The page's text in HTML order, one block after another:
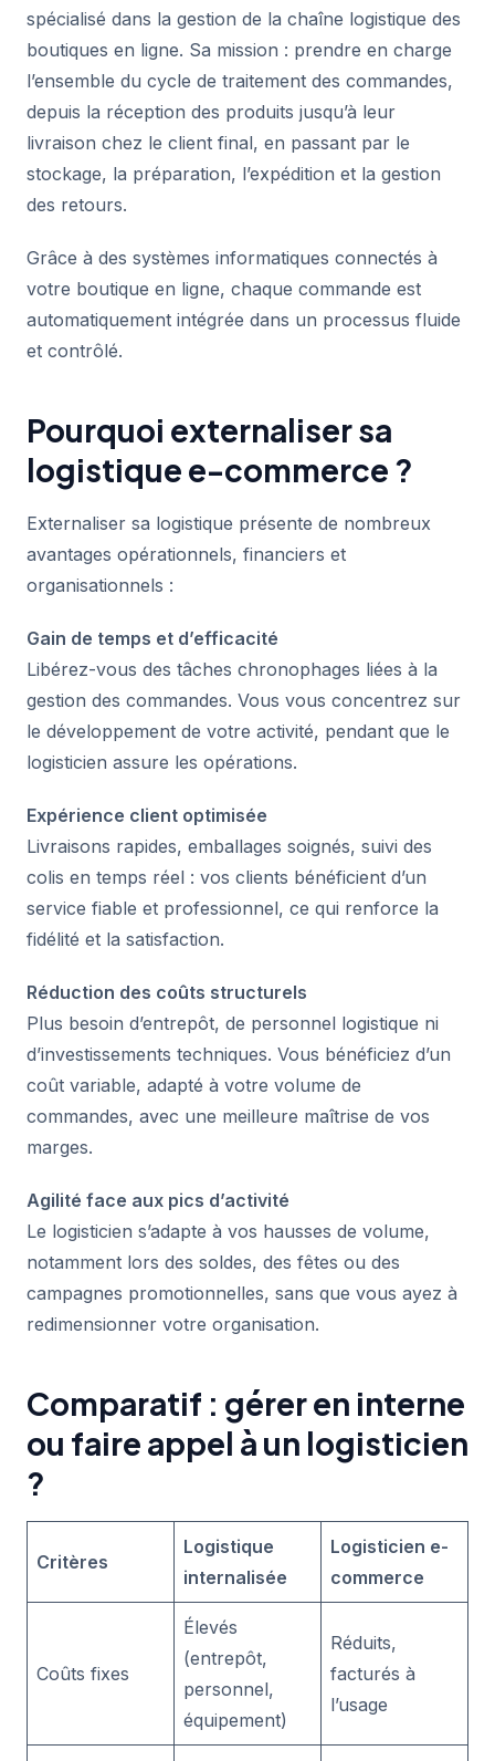
spécialisé dans la gestion de la chaîne logistique des
boutiques en ligne. Sa mission : prendre en charge
l’ensemble du cycle de traitement des commandes,
depuis la réception des produits jusqu’à leur
livraison chez le client final, en passant par le
stockage, la préparation, l’expédition et la gestion
des retours.
Grâce à des systèmes informatiques connectés à
votre boutique en ligne, chaque commande est
automatiquement intégrée dans un processus fluide
et contrôlé.
Pourquoi externaliser sa
logistique e-commerce ?
Externaliser sa logistique présente de nombreux
avantages opérationnels, financiers et
organisationnels :
Gain de temps et d’efficacité
Libérez-vous des tâches chronophages liées à la
gestion des commandes. Vous vous concentrez sur
le développement de votre activité, pendant que le
logisticien assure les opérations.
Expérience client optimisée
Livraisons rapides, emballages soignés, suivi des
colis en temps réel : vos clients bénéficient d’un
service fiable et professionnel, ce qui renforce la
fidélité et la satisfaction.
Réduction des coûts structurels
Plus besoin d’entrepôt, de personnel logistique ni
d’investissements techniques. Vous bénéficiez d’un
coût variable, adapté à votre volume de
commandes, avec une meilleure maîtrise de vos
marges.
Agilité face aux pics d’activité
Le logisticien s’adapte à vos hausses de volume,
notamment lors des soldes, des fêtes ou des
campagnes promotionnelles, sans que vous ayez à
redimensionner votre organisation.
Comparatif : gérer en interne
ou faire appel à un logisticien
?
Critères
Logistique
internalisée
Logisticien e-
commerce
Coûts fixes
Élevés
(entrepôt,
personnel,
équipement)
Réduits,
facturés à
l’usage